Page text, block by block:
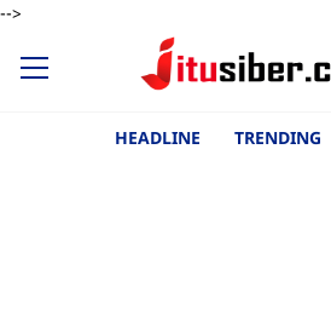
-->
HEADLINE TRENDING